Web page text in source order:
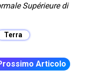
Supérieure di
Terra
Articolo